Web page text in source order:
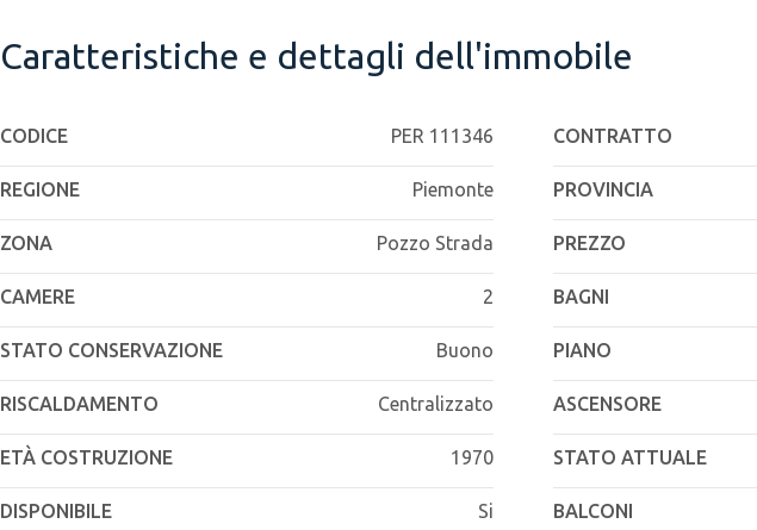
Caratteristiche e dettagli dell'immobile
CODICE PER 111346 CONTRATTO
REGIONE Piemonte PROVINCIA
ZONA Pozzo Strada PREZZO
CAMERE 2 BAGNI
STATO CONSERVAZIONE Buono PIANO
RISCALDAMENTO Centralizzato ASCENSORE
ETÀ COSTRUZIONE 1970 STATO ATTUALE
DISPONIBILE Si BALCONI